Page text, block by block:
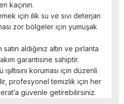
kaçının.
için ılık su ve sıvı deterjan
zor bölgeler için yumuşak
aldığınız altın ve pırlanta
garantisine sahiptir.
koruması için düzenli
profesyonel temizlik için her
güvenle getirebilirsiniz.